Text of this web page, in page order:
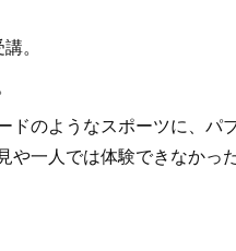
。
のようなスポーツに、パ
や一人では体験できなかっ